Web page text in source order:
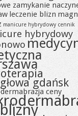
zamykanie
leczenie blizn
manicure hybrydowy cennik
hybrydowy
gdańsk
ceny